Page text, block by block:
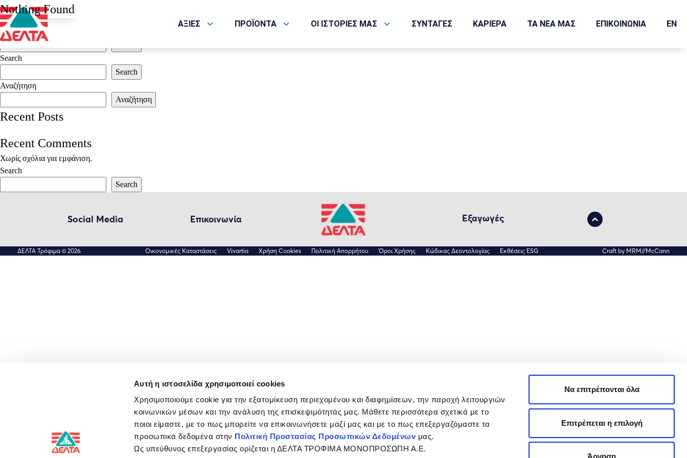
Αυτή η ιστοσελίδα χρησιμοποιεί cookies
Χρησιμοποιούμε cookie για την εξατομίκευση περιεχομένου και διαφημίσεων, την παροχή λειτουργιών
κοινωνικών μέσων και την ανάλυση της επισκεψιμότητάς μας. Μάθετε περισσότερα σχετικά με το
ποιοι είμαστε, με το πως μπορείτε να επικοινωνήσετε μαζί μας και με το πως επεξεργαζόμαστε τα
προσωπικά δεδομένα στην Πολιτική Προστασίας Προσωπικών Δεδομένων μας.
Ως υπεύθυνος επεξεργασίας ορίζεται η ΔΕΛΤΑ ΤΡΟΦΙΜΑ ΜΟΝΟΠΡΟΣΩΠΗ Α.Ε.
Να επιτρέπονται όλα
Επιτρέπεται η επιλογή
Άρνηση
ΑΞΙΕΣ ΠΡΟΪΟΝΤΑ ΟΙ ΙΣΤΟΡΙΕΣ ΜΑΣ ΣΥΝΤΑΓΕΣ ΚΑΡΙΕΡΑ ΤΑ ΝΕΑ ΜΑΣ ΕΠΙΚΟΙΝΩΝΙΑ EN
Nothing Found
It seems we can’t find what you’re looking for. Perhaps searching can help.
Αναζήτηση για:
Search
Search
Search
Αναζήτηση
Αναζήτηση
Recent Posts
Recent Comments
Χωρίς σχόλια για εμφάνιση.
Search
Search
Social Media Επικοινωνία Εξαγωγές
ΔΕΛΤΑ Τρόφιμα © 2026 Οικονομικές Καταστάσεις Vivartia Χρήση Cookies Πολιτική Απορρήτου Όροι Χρήσης Κώδικας Δεοντολογίας Εκθέσεις ΕSG Craft by MRM//McCann